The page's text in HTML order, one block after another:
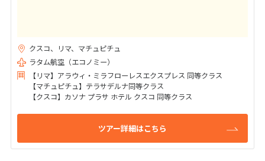
クスコ、リマ、マチュピチュ
ラタム航空（エコノミー）
【リマ】アラウィ・ミラフローレスエクスプレス 同等クラス
【マチュピチュ】テラサデルナ同等クラス
【クスコ】カソナ プラサ ホテル クスコ 同等クラス
ツアー詳細はこちら